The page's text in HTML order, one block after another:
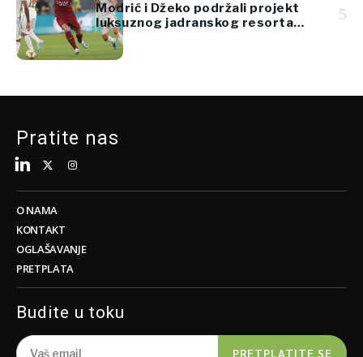
Modrić i Džeko podržali projekt
luksuznog jadranskog resorta
vrijedan 920 milijuna eura
5
Pratite nas
O NAMA
KONTAKT
OGLAŠAVANJE
PRETPLATA
Budite u toku
PRETPLATITE SE